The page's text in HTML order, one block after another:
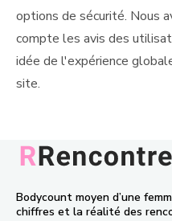
options de sécurité. Nous
compte les avis des
idée de l'expérience
site.
Bodycount moyen d’une
chiffres et la réalité des